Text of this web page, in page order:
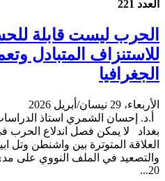
العدد 221
الحرب ليست قابلة
للاستنزاف المتبادل
الجغرافيا
الأربعاء، 29 نيسان/أبريل 2026
أ.د. إحسان الشمري استاذ
العلاقة المتوترة بين واشنطن وتل
20...